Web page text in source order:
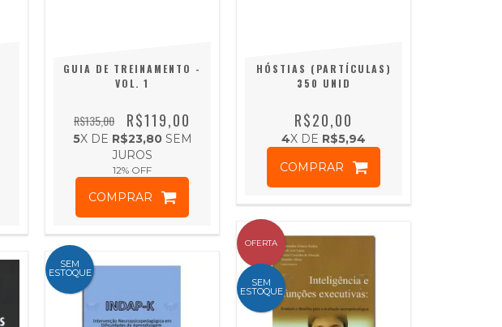
GUIA DE TREINAMENTO -
VOL. 1
R$135,00
12% OFF
R$119,00
5X DE R$23,80SEM
JUROS
COMPRAR
HÓSTIAS (PARTÍCULAS)
350 UNID
R$20,00
4X DE R$5,94
COMPRAR
SEM
ESTOQUE
OFERTA
SEM
ESTOQUE